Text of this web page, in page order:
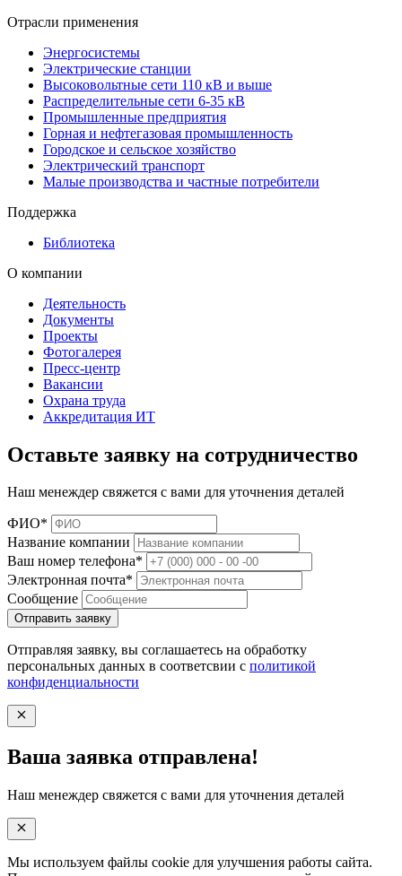
Отрасли применения
Энергосистемы
Электрические станции
Высоковольтные сети 110 кВ и выше
Распределительные сети 6-35 кВ
Промышленные предприятия
Горная и нефтегазовая промышленность
Городское и сельское хозяйство
Электрический транспорт
Малые производства и частные потребители
Поддержка
Библиотека
О компании
Деятельность
Документы
Проекты
Фотогалерея
Пресс-центр
Вакансии
Охрана труда
Аккредитация ИТ
Оставьте заявку на сотрудничество
Наш менеждер свяжется с вами для уточнения деталей
ФИО*
Название компании
Ваш номер телефона*
Электронная почта*
Cообщение
Отправить заявку
Отправляя заявку, вы соглашаетесь на обработку
персональных данных в соответсвии с политикой
конфиденциальности
Ваша заявка отправлена!
Наш менеждер свяжется с вами для уточнения деталей
Мы используем файлы cookie для улучшения работы сайта.